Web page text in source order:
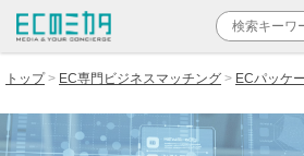
トップ EC専門ビジネスマッチング ECパッケ